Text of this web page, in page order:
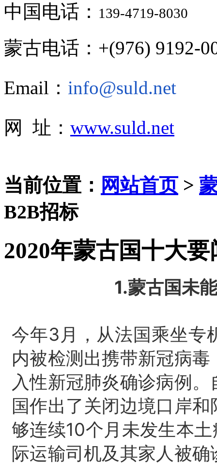
中国电话： 139-4719-8030
蒙古电话：+(976) 9192-
Email： info@suld.net
网 址： www.suld.net
当前位置： 网站首页>
B2B招标
2020年蒙古国十大要
1.蒙古国未
今年3月，从法国乘坐专
内被检测出携带新冠病
入性新冠肺炎确诊病例
国作出了关闭边境口岸
够连续10个月未发生本
际运输司机及其家人被